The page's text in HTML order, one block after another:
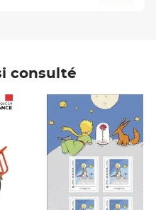
consulté
Prix 7,50€